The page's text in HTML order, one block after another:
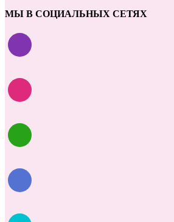
МЫ В СОЦИАЛЬНЫХ СЕТЯХ